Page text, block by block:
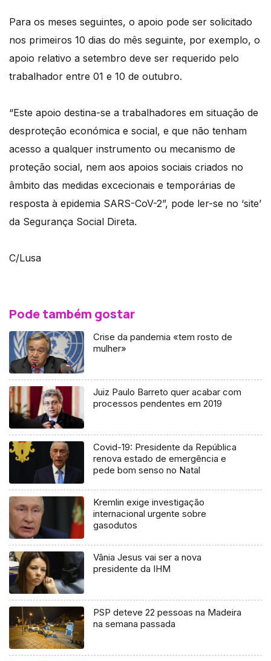
Para os meses seguintes, o apoio pode ser solicitado
nos primeiros 10 dias do mês seguinte, por exemplo, o
apoio relativo a setembro deve ser requerido pelo
trabalhador entre 01 e 10 de outubro.
“Este apoio destina-se a trabalhadores em situação de
desproteção económica e social, e que não tenham
acesso a qualquer instrumento ou mecanismo de
proteção social, nem aos apoios sociais criados no
âmbito das medidas excecionais e temporárias de
resposta à epidemia SARS-CoV-2”, pode ler-se no ‘site’
da Segurança Social Direta.
C/Lusa
Pode também gostar
Crise da pandemia «tem rosto de
mulher»
Juiz Paulo Barreto quer acabar com
processos pendentes em 2019
Covid-19: Presidente da República
renova estado de emergência e
pede bom senso no Natal
Kremlin exige investigação
internacional urgente sobre
gasodutos
Vânia Jesus vai ser a nova
presidente da IHM
PSP deteve 22 pessoas na Madeira
na semana passada